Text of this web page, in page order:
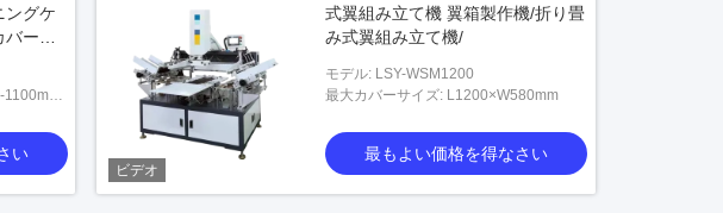
ングケ
ー製
1100mm
い
ビデオ
式翼組み立て機 翼箱製作機/折り畳
み式翼組み立て機/
モデル: LSY-WSM1200
最大カバーサイズ: L1200×W580mm
最もよい価格を得なさい